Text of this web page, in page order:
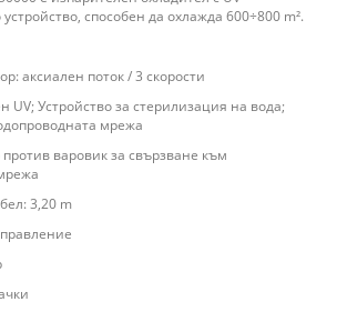
способен да охлажда 600÷800 m².
аксиален поток / 3 скорости
UV; Устройство за стерилизация на вода;
мрежа
варовик за свързване към
3,20 m